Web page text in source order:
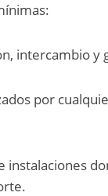
intercambio y
por
instalaciones